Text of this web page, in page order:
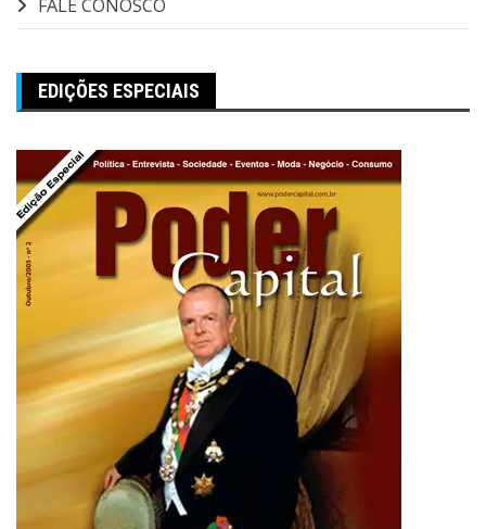
FALE CONOSCO
EDIÇÕES ESPECIAIS